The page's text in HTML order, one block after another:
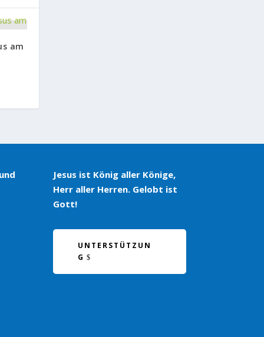
am
Jesus ist König aller Könige,
Herr aller Herren. Gelobt ist
Gott!
UNTERSTÜTZUN
G